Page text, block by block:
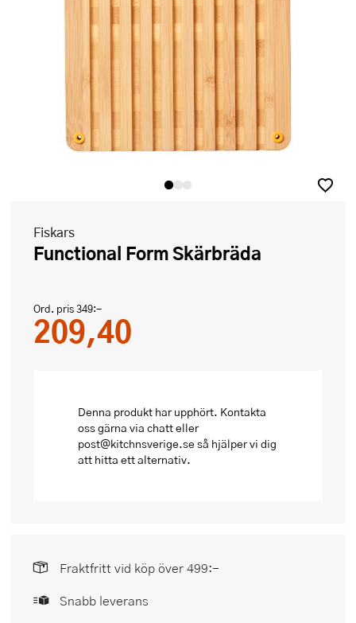
Fiskars
Functional Form Skärbräda
Ord. pris349:-
209,40
Denna produkt har upphört. Kontakta
oss gärna via chatt eller
post@kitchnsverige.se så hjälper vi dig
att hitta ett alternativ.
Fraktfritt vid köp över 499:-
Snabb leverans